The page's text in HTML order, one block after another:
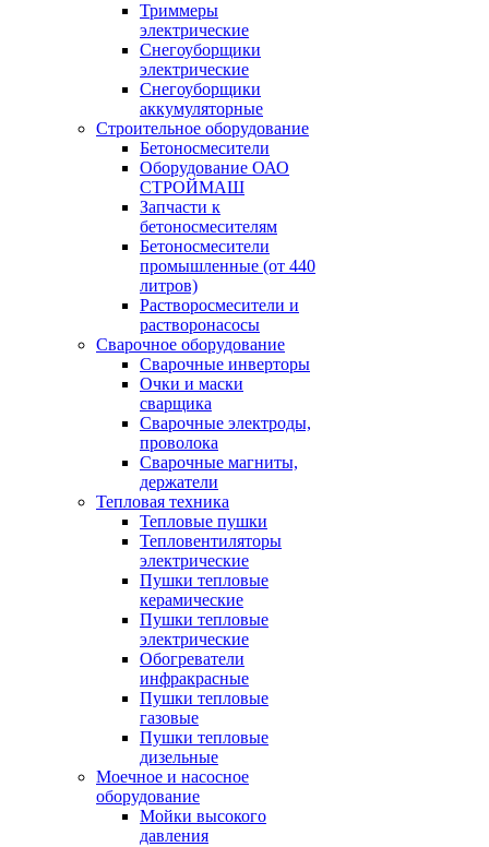
Триммеры
электрические
Снегоуборщики
электрические
Снегоуборщики
аккумуляторные
Строительное оборудование
Бетоносмесители
Оборудование ОАО
СТРОЙМАШ
Запчасти к
бетоносмесителям
Бетоносмесители
промышленные (от 440
литров)
Растворосмесители и
растворонасосы
Сварочное оборудование
Сварочные инверторы
Очки и маски
сварщика
Сварочные электроды,
проволока
Сварочные магниты,
держатели
Тепловая техника
Тепловые пушки
Тепловентиляторы
электрические
Пушки тепловые
керамические
Пушки тепловые
электрические
Обогреватели
инфракрасные
Пушки тепловые
газовые
Пушки тепловые
дизельные
Моечное и насосное
оборудование
Мойки высокого
давления